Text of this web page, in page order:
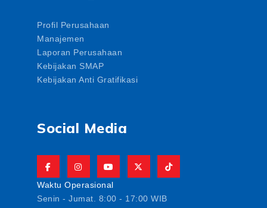
Profil Perusahaan
Manajemen
Laporan Perusahaan
Kebijakan SMAP
Kebijakan Anti Gratifikasi
Social Media
Waktu Operasional
Senin - Jumat. 8:00 - 17:00 WIB